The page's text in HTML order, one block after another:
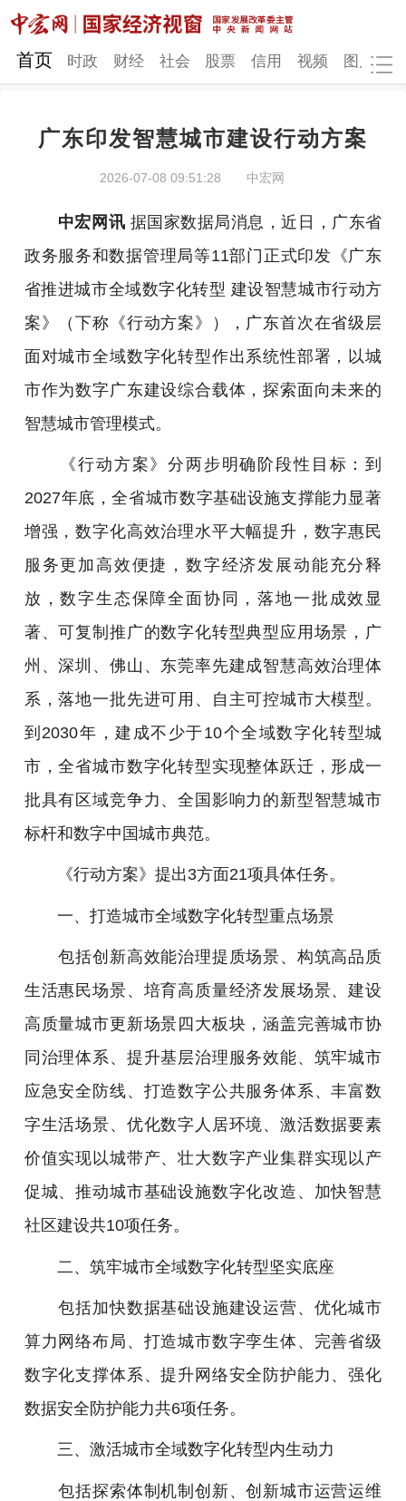
网站地图
地方发展
首页 时政 财经 社会 股票 信用 视频 图片
广东印发智慧城市建设行动方案
2026-07-08 09:51:28 中宏网
中宏网讯 据国家数据局消息，近日，广东省
政务服务和数据管理局等11部门正式印发《广东
省推进城市全域数字化转型 建设智慧城市行动方
案》（下称《行动方案》），广东首次在省级层
面对城市全域数字化转型作出系统性部署，以城
市作为数字广东建设综合载体，探索面向未来的
智慧城市管理模式。
《行动方案》分两步明确阶段性目标：到
2027年底，全省城市数字基础设施支撑能力显著
增强，数字化高效治理水平大幅提升，数字惠民
服务更加高效便捷，数字经济发展动能充分释
放，数字生态保障全面协同，落地一批成效显
著、可复制推广的数字化转型典型应用场景，广
州、深圳、佛山、东莞率先建成智慧高效治理体
系，落地一批先进可用、自主可控城市大模型。
到2030年，建成不少于10个全域数字化转型城
市，全省城市数字化转型实现整体跃迁，形成一
批具有区域竞争力、全国影响力的新型智慧城市
标杆和数字中国城市典范。
《行动方案》提出3方面21项具体任务。
一、打造城市全域数字化转型重点场景
包括创新高效能治理提质场景、构筑高品质
生活惠民场景、培育高质量经济发展场景、建设
高质量城市更新场景四大板块，涵盖完善城市协
同治理体系、提升基层治理服务效能、筑牢城市
应急安全防线、打造数字公共服务体系、丰富数
字生活场景、优化数字人居环境、激活数据要素
价值实现以城带产、壮大数字产业集群实现以产
促城、推动城市基础设施数字化改造、加快智慧
社区建设共10项任务。
二、筑牢城市全域数字化转型坚实底座
包括加快数据基础设施建设运营、优化城市
算力网络布局、打造城市数字孪生体、完善省级
数字化支撑体系、提升网络安全防护能力、强化
数据安全防护能力共6项任务。
三、激活城市全域数字化转型内生动力
包括探索体制机制创新、创新城市运营运维